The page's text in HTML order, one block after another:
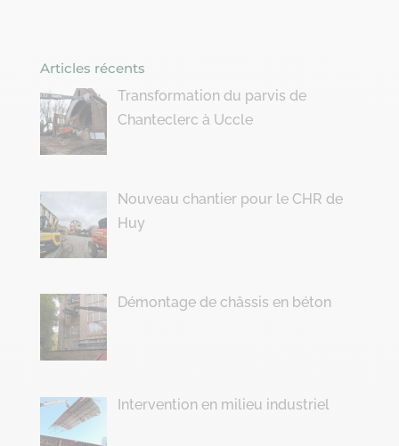
Articles récents
Transformation du parvis de
Chanteclerc à Uccle
Nouveau chantier pour le CHR de
Huy
Démontage de châssis en béton
Intervention en milieu industriel